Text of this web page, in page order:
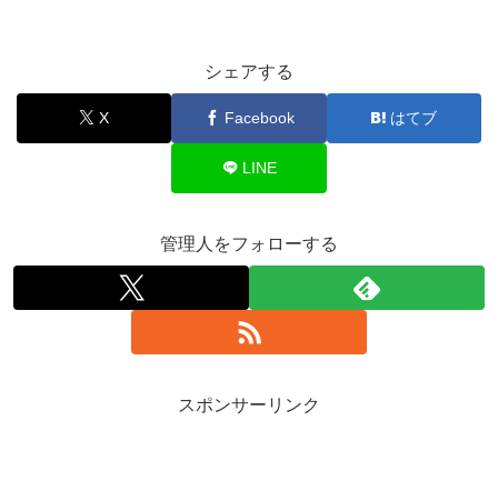
シェアする
X Facebook はてブ
LINE
管理人をフォローする
スポンサーリンク